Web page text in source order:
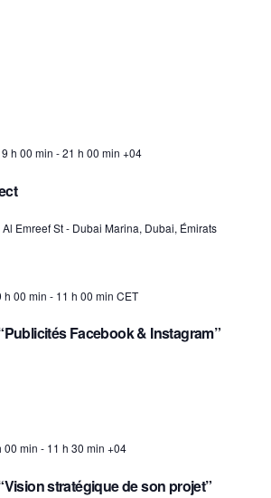
h 00 min -21 h 00 min +04
Al Emreef St - Dubai Marina, Dubai, Émirats
h 00 min - 11 h 00 min CET
Facebook & Instagram”
00 min - 11 h 30 min +04
stratégique de son projet”